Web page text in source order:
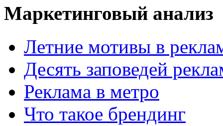
Маркетинговый анализ
Летние мотивы в
Десять заповедей
Реклама в метро
Что такое брендинг